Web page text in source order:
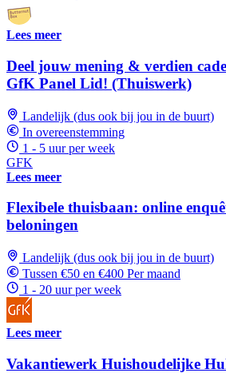
Lees meer
Deel jouw mening & verdien
GfK Panel Lid! (Thuiswerk)
Landelijk (dus ook bij jou in de buurt)
In overeenstemming
1 - 5 uur per week
GFK
Lees meer
Flexibele thuisbaan: online
beloningen
Landelijk (dus ook bij jou in de buurt)
Tussen €50 en €400 Per maand
1 - 20 uur per week
Lees meer
Vakantiewerk Huishoudelijke